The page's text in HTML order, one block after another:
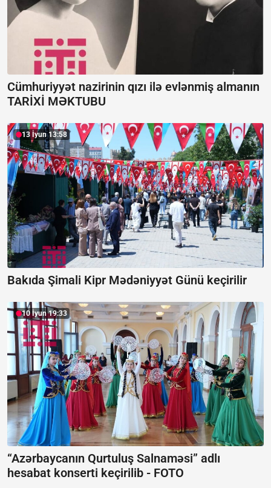
Cümhuriyyət nazirinin qızı ilə evlənmiş almanın
TARİXİ MƏKTUBU
13 İyun 13:58
Bakıda Şimali Kipr Mədəniyyət Günü keçirilir
10 İyun 19:33
“Azərbaycanın Qurtuluş Salnaməsi” adlı
hesabat konserti keçirilib - FOTO